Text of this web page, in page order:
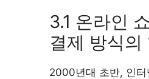
3.1 온라인
결제 방식의
2000년대 초반, 인